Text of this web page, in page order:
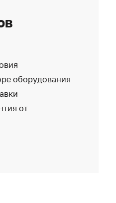
оборудования
от